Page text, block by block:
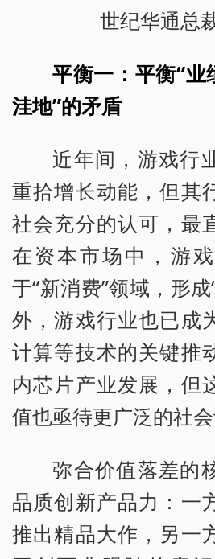
世纪华通总
平衡一：平衡“业
洼地”的矛盾
近年间，游戏行
重拾增长动能，但其
社会充分的认可，最
在资本市场中，游
于“新消费”领域，形
外，游戏行业也已成
计算等技术的关键推
内芯片产业发展，但
值也亟待更广泛的社会
弥合价值落差的
品质创新产品力：一
推出精品大作，另一